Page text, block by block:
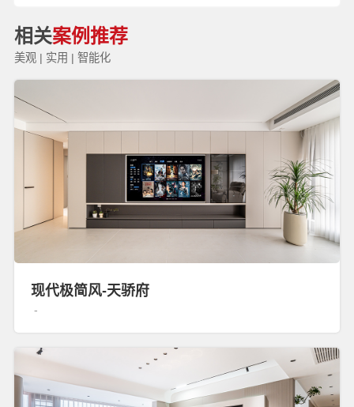
相关案例推荐
美观 | 实用 | 智能化
现代极简风-天骄府
-